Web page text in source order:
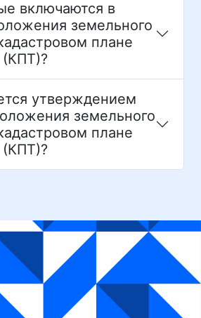
включаются в
земельного
плане
(КПТ)?
утверждением
земельного
плане
(КПТ)?